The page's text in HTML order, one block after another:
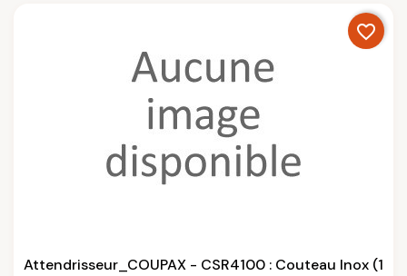
Attendrisseur_COUPAX - CSR4100 : Couteau Inox (1
favorite_border